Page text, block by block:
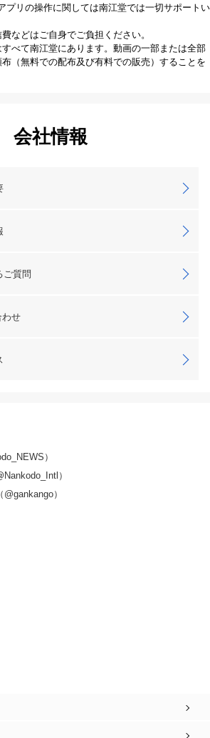
プリの操作に関しては南江堂では一切サポートい
などはご自身でご負担ください。
すべて南江堂にあります。動画の一部または全部
（無料での配布及び有料での販売）することを
会社情報
ご質問
わせ
）
）
）